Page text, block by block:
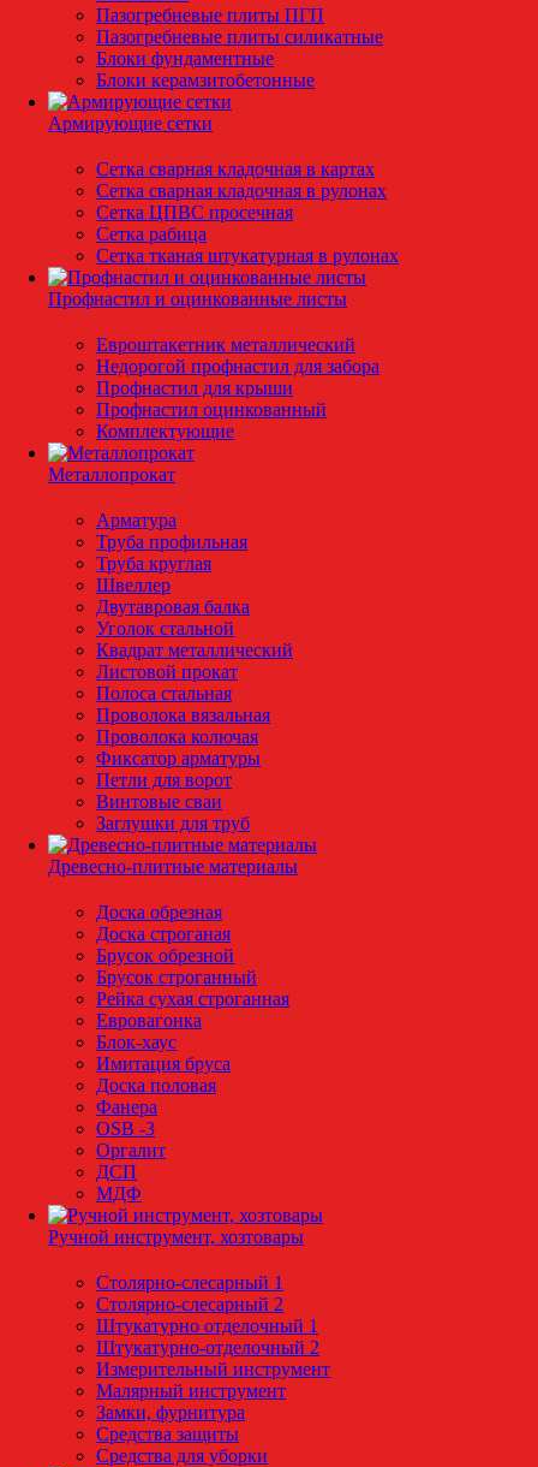
Пазогребневые плиты ПГП
Пазогребневые плиты силикатные
Блоки фундаментные
Блоки керамзитобетонные
Армирующие сетки
Сетка сварная кладочная в картах
Сетка сварная кладочная в рулонах
Сетка ЦПВС просечная
Сетка рабица
Сетка тканая штукатурная в рулонах
Профнастил и оцинкованные листы
Евроштакетник металлический
Недорогой профнастил для забора
Профнастил для крыши
Профнастил оцинкованный
Комплектующие
Металлопрокат
Арматура
Труба профильная
Труба круглая
Швеллер
Двутавровая балка
Уголок стальной
Квадрат металлический
Листовой прокат
Полоса стальная
Проволока вязальная
Проволока колючая
Фиксатор арматуры
Петли для ворот
Винтовые сваи
Заглушки для труб
Древесно-плитные материалы
Доска обрезная
Доска строганая
Брусок обрезной
Брусок строганный
Рейка сухая строганная
Евровагонка
Блок-хаус
Имитация бруса
Доска половая
Фанера
OSB -3
Оргалит
ДСП
МДФ
Ручной инструмент, хозтовары
Столярно-слесарный 1
Столярно-слесарный 2
Штукатурно отделочный 1
Штукатурно-отделочный 2
Измерительный инструмент
Малярный инструмент
Замки, фурнитура
Средства защиты
Средства для уборки